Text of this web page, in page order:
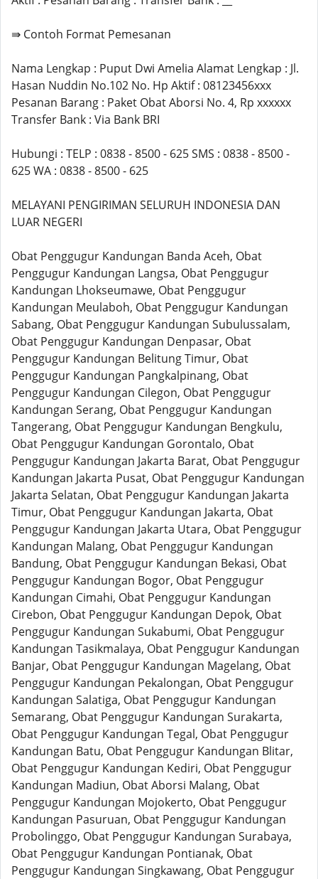
⇛ Contoh Format Pemesanan
Nama Lengkap : Puput Dwi Amelia Alamat Lengkap : Jl.
Hasan Nuddin No.102 No. Hp Aktif : 08123456xxx
Pesanan Barang : Paket Obat Aborsi No. 4, Rp xxxxxx
Transfer Bank : Via Bank BRI
Hubungi : TELP : 0838 - 8500 - 625 SMS : 0838 - 8500 -
625 WA : 0838 - 8500 - 625
MELAYANI PENGIRIMAN SELURUH INDONESIA DAN
LUAR NEGERI
Obat Penggugur Kandungan Banda Aceh, Obat
Penggugur Kandungan Langsa, Obat Penggugur
Kandungan Lhokseumawe, Obat Penggugur
Kandungan Meulaboh, Obat Penggugur Kandungan
Sabang, Obat Penggugur Kandungan Subulussalam,
Obat Penggugur Kandungan Denpasar, Obat
Penggugur Kandungan Belitung Timur, Obat
Penggugur Kandungan Pangkalpinang, Obat
Penggugur Kandungan Cilegon, Obat Penggugur
Kandungan Serang, Obat Penggugur Kandungan
Tangerang, Obat Penggugur Kandungan Bengkulu,
Obat Penggugur Kandungan Gorontalo, Obat
Penggugur Kandungan Jakarta Barat, Obat Penggugur
Kandungan Jakarta Pusat, Obat Penggugur Kandungan
Jakarta Selatan, Obat Penggugur Kandungan Jakarta
Timur, Obat Penggugur Kandungan Jakarta, Obat
Penggugur Kandungan Jakarta Utara, Obat Penggugur
Kandungan Malang, Obat Penggugur Kandungan
Bandung, Obat Penggugur Kandungan Bekasi, Obat
Penggugur Kandungan Bogor, Obat Penggugur
Kandungan Cimahi, Obat Penggugur Kandungan
Cirebon, Obat Penggugur Kandungan Depok, Obat
Penggugur Kandungan Sukabumi, Obat Penggugur
Kandungan Tasikmalaya, Obat Penggugur Kandungan
Banjar, Obat Penggugur Kandungan Magelang, Obat
Penggugur Kandungan Pekalongan, Obat Penggugur
Kandungan Salatiga, Obat Penggugur Kandungan
Semarang, Obat Penggugur Kandungan Surakarta,
Obat Penggugur Kandungan Tegal, Obat Penggugur
Kandungan Batu, Obat Penggugur Kandungan Blitar,
Obat Penggugur Kandungan Kediri, Obat Penggugur
Kandungan Madiun, Obat Aborsi Malang, Obat
Penggugur Kandungan Mojokerto, Obat Penggugur
Kandungan Pasuruan, Obat Penggugur Kandungan
Probolinggo, Obat Penggugur Kandungan Surabaya,
Obat Penggugur Kandungan Pontianak, Obat
Penggugur Kandungan Singkawang, Obat Penggugur